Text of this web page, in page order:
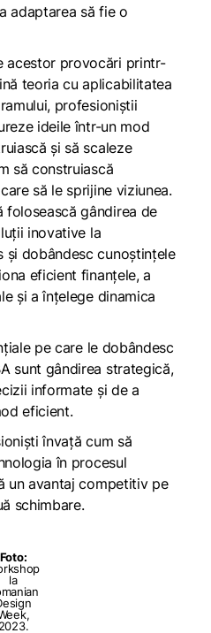
adaptarea să fie o
acestor provocări printr-
teoria cu aplicabilitatea
profesioniștii
ideile într-un mod
și să scaleze
să construiască
să le sprijine viziunea.
folosească gândirea de
inovative la
și dobândesc cunoștințele
eficient finanțele, a
și a înțelege dinamica
pe care le dobândesc
sunt gândirea strategică,
informate și de a
eficient.
învață cum să
în procesul
un avantaj competitiv pe
schimbare.
Foto:
la
2023.